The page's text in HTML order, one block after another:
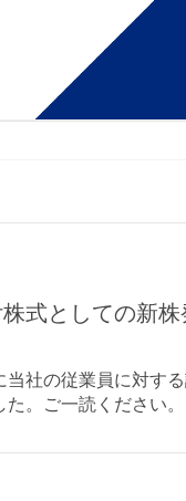
社の従業員に対す
た。ご一読くださ